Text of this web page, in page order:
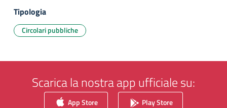
Tipologia
Circolari pubbliche
Scarica la nostra app ufficiale su:
App Store Play Store